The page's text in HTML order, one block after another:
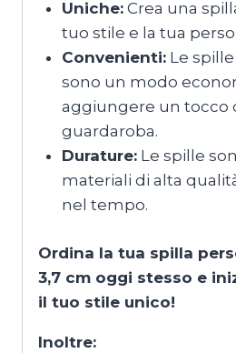
Uniche:Crea una
tuo stile e la tua
Convenienti:Le spille
sono un modo
aggiungere un tocco
guardaroba.
Durature:Le spille
materiali di alta
nel tempo.
Ordina la tua spilla
3,7 cm oggi stesso e
il tuo stile unico!
Inoltre: